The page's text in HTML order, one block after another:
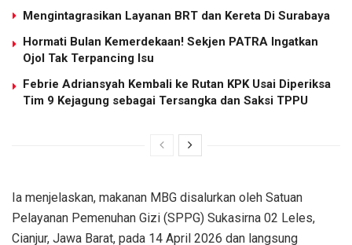
Mengintagrasikan Layanan BRT dan Kereta Di Surabaya
Hormati Bulan Kemerdekaan! Sekjen PATRA Ingatkan
Ojol Tak Terpancing Isu
Febrie Adriansyah Kembali ke Rutan KPK Usai Diperiksa
Tim 9 Kejagung sebagai Tersangka dan Saksi TPPU
Ia menjelaskan, makanan MBG disalurkan oleh Satuan
Pelayanan Pemenuhan Gizi (SPPG) Sukasirna 02 Leles,
Cianjur, Jawa Barat, pada 14 April 2026 dan langsung